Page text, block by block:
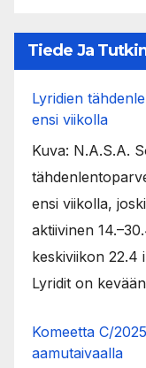
Tiede Ja
Lyridien
ensi viikolla
Kuva: N.A.S.A.
ensi viikolla,
aktiivinen
keskiviikon 22.4
Lyridit on kevään
Komeetta C/
aamutaivaalla